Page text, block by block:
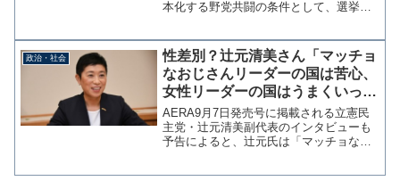
本化する野党共闘の条件として、選挙後
化 次期衆院選の野党共闘で―立憲代
表：時事ドットコム 解...
政治・社会
性差別？辻元清美さん「マッチョ
なおじさんリーダーの国は苦心、
女性リーダーの国はうまくいって
る」自らがリーダーになると宣言
AERA9月7日発売号に掲載される立憲民
主党・辻元清美副代表のインタビューも
予告によると、辻元氏は「マッチョなお